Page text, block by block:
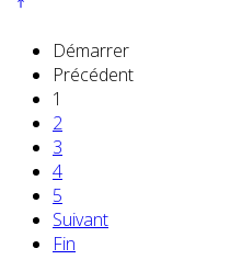
Démarrer
Précédent
1
2
3
4
5
Suivant
Fin